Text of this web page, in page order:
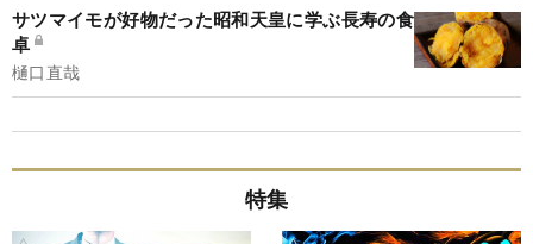
サツマイモが好物だった昭和天皇に学ぶ長寿の食
卓
樋口直哉
特集